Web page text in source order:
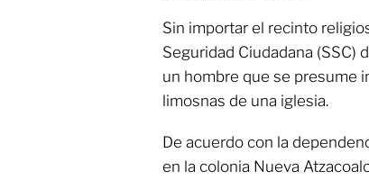
Sin importar el recinto
Seguridad Ciudadana (SSC)
un hombre que se presume
limosnas de una iglesia.
De acuerdo con la
en la colonia Nueva